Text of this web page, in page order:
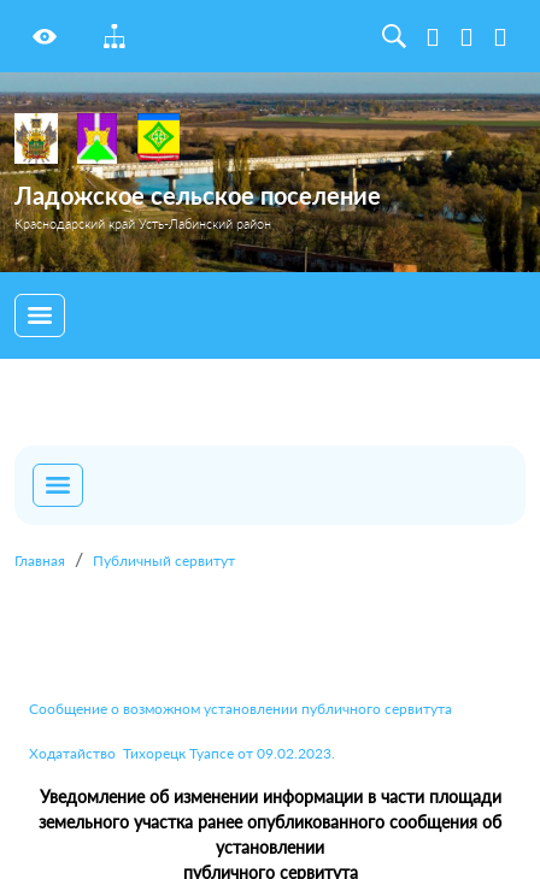
Ладожское сельское поселение
Краснодарский край Усть-Лабинский район
Главная Публичный сервитут
Сообщение о возможном установлении публичного сервитута
Ходатайство Тихорецк Туапсе от 09.02.2023.
Уведомление об изменении информации в части площади
земельного участка ранее опубликованного сообщения об
установлении
публичного сервитута